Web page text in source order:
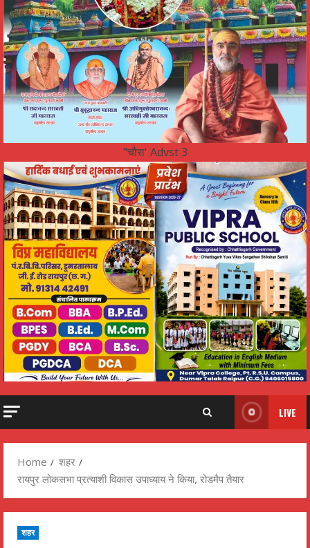
"चौरा' Advst 3
LIVE
Home
शहर
रायपुर लोकसभा प्रत्याशी विकास उपाध्याय ने किया, रोडमैप तैयार
शहर